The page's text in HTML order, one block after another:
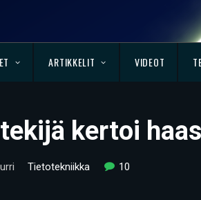
ARTIKKELIT VIDEOT
kertoi
Tietotekniikka 10